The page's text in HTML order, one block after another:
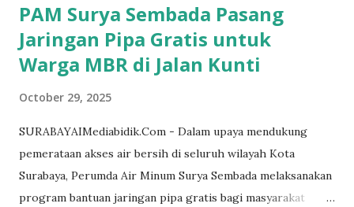
PAM Surya Sembada Pasang
Jaringan Pipa Gratis untuk
Warga MBR di Jalan Kunti
October 29, 2025
SURABAYAIMediabidik.Com - Dalam upaya mendukung
pemerataan akses air bersih di seluruh wilayah Kota
Surabaya, Perumda Air Minum Surya Sembada melaksanakan
program bantuan jaringan pipa gratis bagi masyarakat